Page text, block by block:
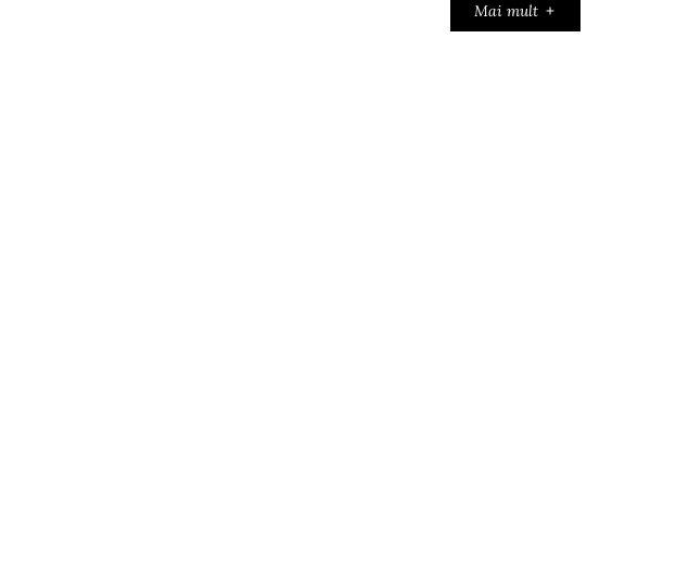
Mai mult